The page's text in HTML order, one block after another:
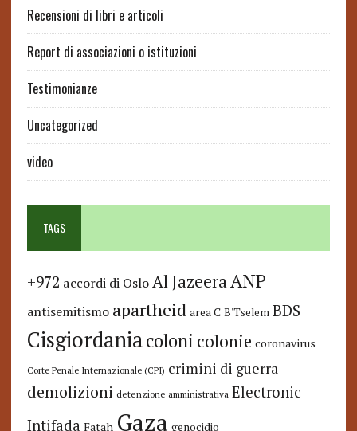
Recensioni di libri e articoli
Report di associazioni o istituzioni
Testimonianze
Uncategorized
video
TAGS
+972 accordi di Oslo Al JazeeraANP
antisemitismo apartheid area C B'Tselem BDS
Cisgiordaniacoloni colonie coronavirus
Corte Penale Internazionale (CPI) crimini di guerra
demolizioni detenzione amministrativa Electronic
Intifada Fatah Gaza genocidio